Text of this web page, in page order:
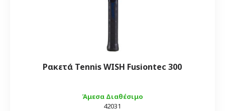
Άμεσα Διαθέσιμο
42031
Ρακετά Tennis WISH Fusiontec 300